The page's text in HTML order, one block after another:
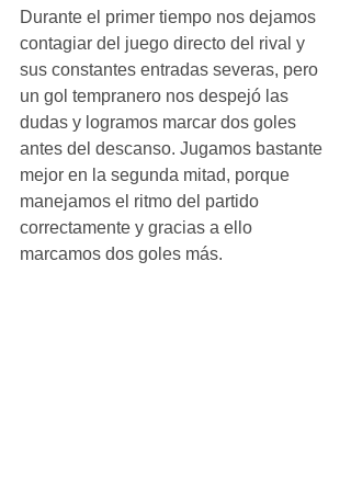
Durante el primer tiempo nos dejamos
contagiar del juego directo del rival y
sus constantes entradas severas, pero
un gol tempranero nos despejó las
dudas y logramos marcar dos goles
antes del descanso. Jugamos bastante
mejor en la segunda mitad, porque
manejamos el ritmo del partido
correctamente y gracias a ello
marcamos dos goles más.